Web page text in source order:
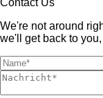
Contact Us
We're not around
we'll get back to